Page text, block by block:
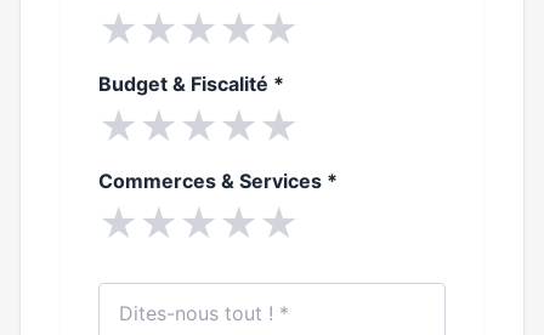
★★★★★
Budget & Fiscalité *
★★★★★
Commerces & Services *
★★★★★